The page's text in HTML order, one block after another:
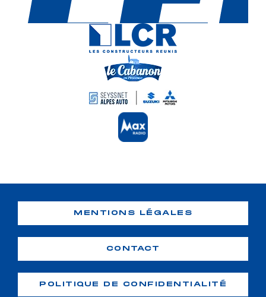
MENTIONS LÉGALES
CONTACT
POLITIQUE DE CONFIDENTIALITÉ